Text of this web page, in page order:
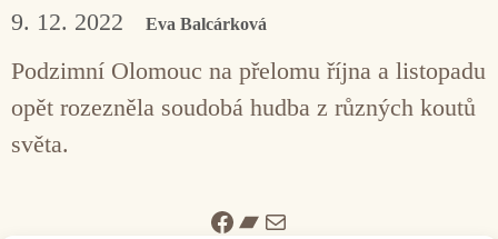
9. 12. 2022 Eva Balcárková
Podzimní Olomouc na přelomu října a listopadu
opět rozezněla soudobá hudba z různých koutů
světa.
Facebook
Bandcamp
Mail